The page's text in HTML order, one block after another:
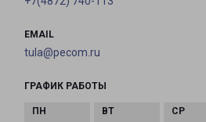
EMAIL
tula@pecom.ru
ГРАФИК РАБОТЫ